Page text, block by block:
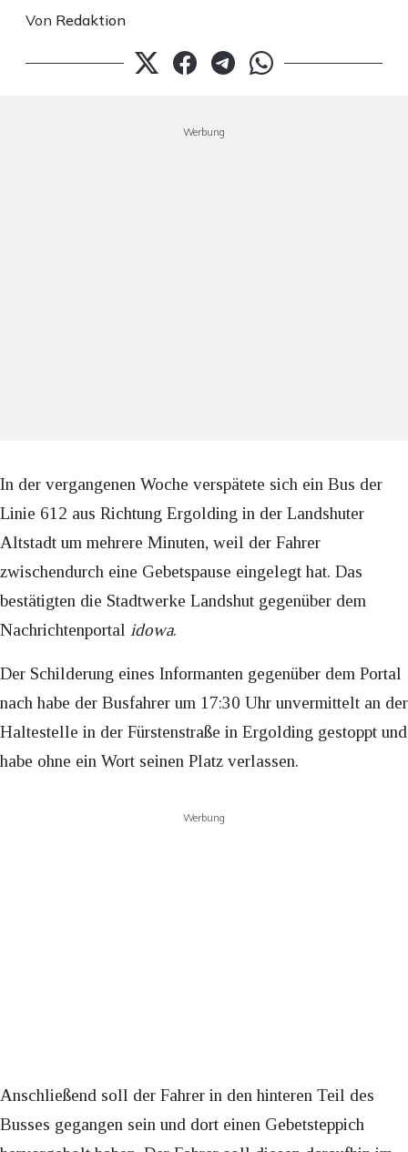
Von Redaktion
Werbung
In der vergangenen Woche verspätete sich ein Bus der
Linie 612 aus Richtung Ergolding in der Landshuter
Altstadt um mehrere Minuten, weil der Fahrer
zwischendurch eine Gebetspause eingelegt hat. Das
bestätigten die Stadtwerke Landshut gegenüber dem
Nachrichtenportal idowa.
Der Schilderung eines Informanten gegenüber dem Portal
nach habe der Busfahrer um 17:30 Uhr unvermittelt an der
Haltestelle in der Fürstenstraße in Ergolding gestoppt und
habe ohne ein Wort seinen Platz verlassen.
Werbung
Anschließend soll der Fahrer in den hinteren Teil des
Busses gegangen sein und dort einen Gebetsteppich